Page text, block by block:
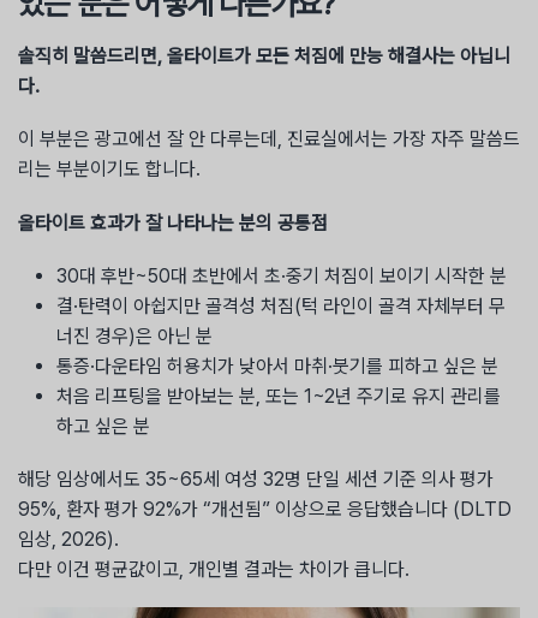
솔직히 말씀드리면, 올타이트가 모든 처짐에 만능 해결사는 아닙니
다.
이 부분은 광고에선 잘 안 다루는데, 진료실에서는 가장 자주 말씀드
리는 부분이기도 합니다.
올타이트 효과가 잘 나타나는 분의 공통점
30대 후반~50대 초반에서 초·중기 처짐이 보이기 시작한 분
결·탄력이 아쉽지만 골격성 처짐(턱 라인이 골격 자체부터 무
너진 경우)은 아닌 분
통증·다운타임 허용치가 낮아서 마취·붓기를 피하고 싶은 분
처음 리프팅을 받아보는 분, 또는 1~2년 주기로 유지 관리를
하고 싶은 분
해당 임상에서도 35~65세 여성 32명 단일 세션 기준 의사 평가
95%, 환자 평가 92%가 “개선됨” 이상으로 응답했습니다 (DLTD
임상, 2026).
다만 이건 평균값이고, 개인별 결과는 차이가 큽니다.